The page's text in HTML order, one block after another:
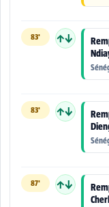
83' ↑↓
83' ↑↓
87' ↑↓